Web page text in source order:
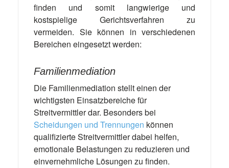
finden und somit langwierige und
kostspielige Gerichtsverfahren zu
vermeiden. Sie können in verschiedenen
Bereichen eingesetzt werden:
Familienmediation
Die Familienmediation stellt einen der
wichtigsten Einsatzbereiche für
Streitvermittler dar. Besonders bei
Scheidungen und Trennungen können
qualifizierte Streitvermittler dabei helfen,
emotionale Belastungen zu reduzieren und
einvernehmliche Lösungen zu finden.